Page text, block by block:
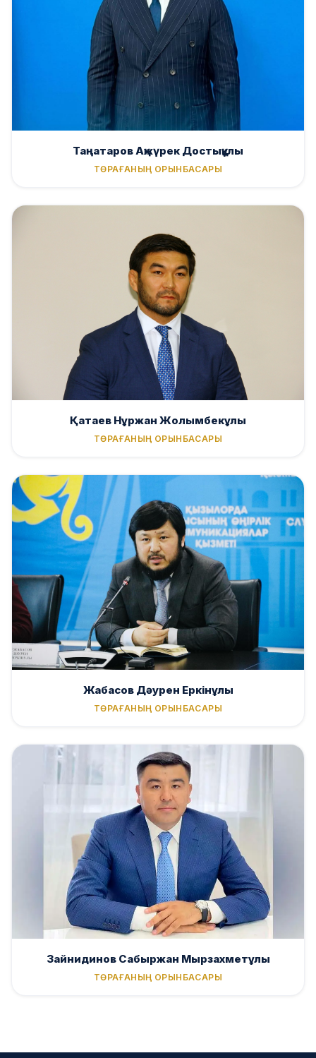
Таңатаров Ақжүрек Достықұлы
ТӨРАҒАНЫҢ ОРЫНБАСАРЫ
Қатаев Нұржан Жолымбекұлы
ТӨРАҒАНЫҢ ОРЫНБАСАРЫ
Жабасов Дәурен Еркінұлы
ТӨРАҒАНЫҢ ОРЫНБАСАРЫ
Зайнидинов Сабыржан Мырзахметұлы
ТӨРАҒАНЫҢ ОРЫНБАСАРЫ